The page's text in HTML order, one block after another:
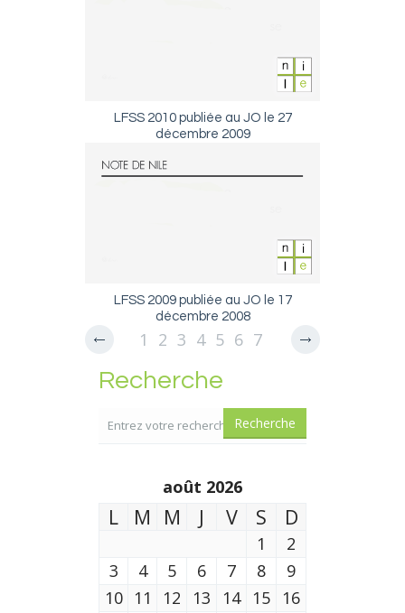
LFSS 2010 publiée au JO le 27
décembre 2009
LFSS 2009 publiée au JO le 17
décembre 2008
1 2 3 4 5 6 7
8
10
Recherche
août 2026
L M M J V S D
1
2
3
4 5 6 7 8
9
10
11 12 13 14 15
16